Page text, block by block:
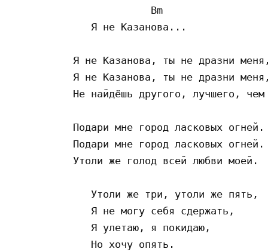
             Bm
   Я не Казанова...
Я не Казанова, ты не дразни меня,
Я не Казанова, ты не дразни меня,
Не найдёшь другого, лучшего,
Подари мне город ласковых огней.
Подари мне город ласковых огней.
Утоли же голод всей любви моей.
   Утоли же три, утоли же пять,
   Я не могу себя сдержать,
   Я улетаю, я покидаю,
   Но хочу опять.